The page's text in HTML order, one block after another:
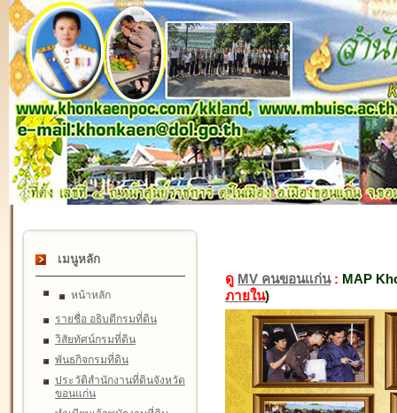
เมนูหลัก
หน้าหลัก
รายชื่อ อธิบดีกรมที่ดิน
วิสัยทัศน์กรมที่ดิน
พันธกิจกรมที่ดิน
ประวัติสำนักงานที่ดินจังหวัด
ขอนแก่น
ดู MV คนขอนแก่น: MAP
ภายใน)